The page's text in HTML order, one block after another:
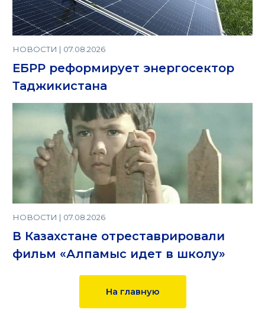
НОВОСТИ | 07.08.2026
ЕБРР реформирует энергосектор
Таджикистана
НОВОСТИ | 07.08.2026
В Казахстане отреставрировали
фильм «Алпамыс идет в школу»
На главную